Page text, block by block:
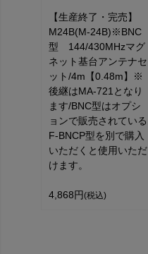
【生産終了・完売】
M24B(M-24B)※BNC
型 144/430MHzマグ
ネット基台アンテナセ
ット/4m【0.48m】※
後継はMA-721となり
ます/BNC型はオプシ
ョンで販売されている
F-BNCP型を別で購入
いただくと使用いただ
けます。
4,868円 (税込)